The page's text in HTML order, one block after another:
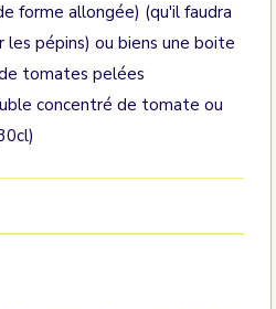
forme allongée) (qu'il faudra
pépins) ou biens une boite
tomates pelées
concentré de tomate ou